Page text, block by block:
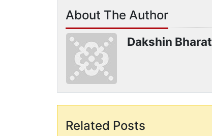
About The Author
Dakshin Bharat
Related Posts